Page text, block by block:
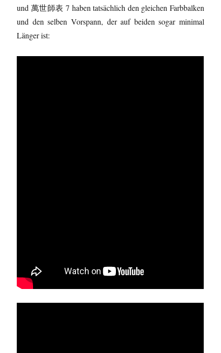
und 萬世師表 7 haben tatsächlich den gleichen Farbbalken
und den selben Vorspann, der auf beiden sogar minimal
Länger ist: